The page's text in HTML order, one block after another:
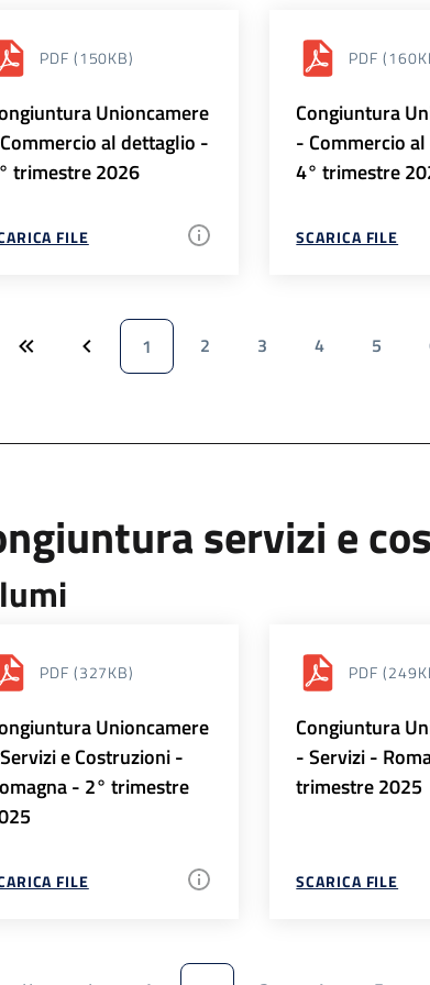
PDF (150KB)
Unioncamere
al dettaglio -
trimestre 2026
FILE
PDF
Congiuntura
- Commercio
4° trimestre
SCARICA FILE
1 2 3 4 5
servizi e
PDF (327KB)
Unioncamere
e Costruzioni -
- 2° trimestre
FILE
PDF
Congiuntura
- Servizi -
trimestre 2025
SCARICA FILE